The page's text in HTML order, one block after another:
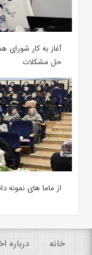
آغاز به کار شورای
حل مشکلات
از ماما های نمونه
خانه درباره